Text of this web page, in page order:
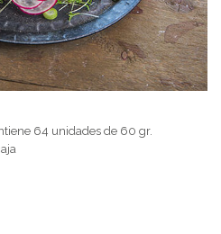
64 unidades de 60 gr.